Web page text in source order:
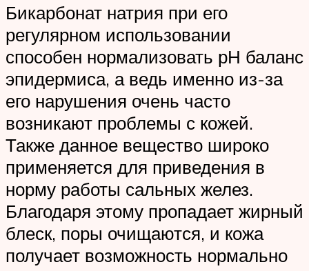
Бикарбонат натрия при его
регулярном использовании
способен нормализовать рН баланс
эпидермиса, а ведь именно из-за
его нарушения очень часто
возникают проблемы с кожей.
Также данное вещество широко
применяется для приведения в
норму работы сальных желез.
Благодаря этому пропадает жирный
блеск, поры очищаются, и кожа
получает возможность нормально